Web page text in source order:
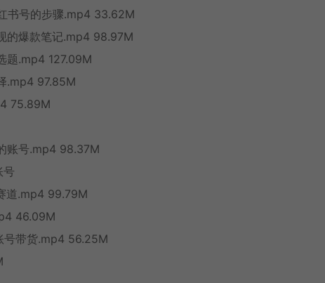
书号的步骤.mp4 33.62M
的爆款笔记.mp4 98.97M
题.mp4 127.09M
.mp4 97.85M
75.89M
账号.mp4 98.37M
号
道.mp4 99.79M
46.09M
号带货.mp4 56.25M